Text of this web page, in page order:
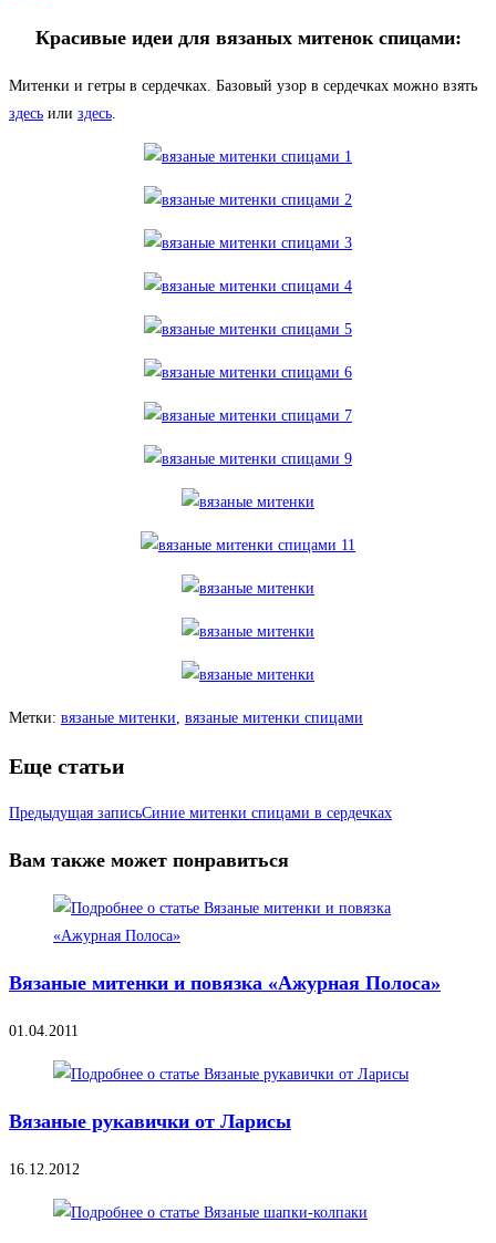
Красивые идеи для вязаных митенок спицами:
Митенки и гетры в сердечках. Базовый узор в сердечках можно взять
здесь или здесь.
Метки: вязаные митенки, вязаные митенки спицами
Еще статьи
Предыдущая записьСиние митенки спицами в сердечках
Вам также может понравиться
Вязаные митенки и повязка «Ажурная Полоса»
01.04.2011
Вязаные рукавички от Ларисы
16.12.2012